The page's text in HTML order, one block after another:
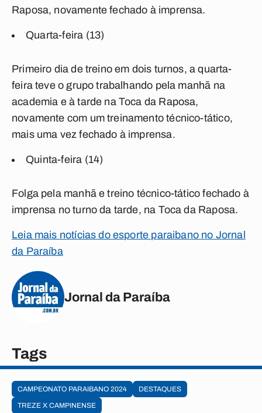
Raposa, novamente fechado à imprensa.
Quarta-feira (13)
Primeiro dia de treino em dois turnos, a quarta-
feira teve o grupo trabalhando pela manhã na
academia e à tarde na Toca da Raposa,
novamente com um treinamento técnico-tático,
mais uma vez fechado à imprensa.
Quinta-feira (14)
Folga pela manhã e treino técnico-tático fechado à
imprensa no turno da tarde, na Toca da Raposa.
Leia mais notícias do esporte paraibano no Jornal
da Paraíba
Jornal da Paraíba
Tags
CAMPEONATO PARAIBANO 2024
DESTAQUES
TREZE X CAMPINENSE